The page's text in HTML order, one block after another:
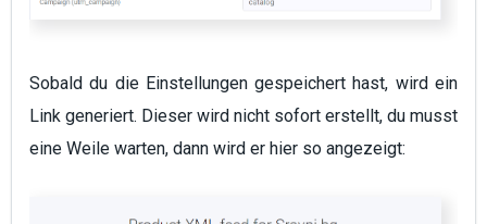
Sobald du die Einstellungen gespeichert hast, wird ein
Link generiert. Dieser wird nicht sofort erstellt, du musst
eine Weile warten, dann wird er hier so angezeigt: